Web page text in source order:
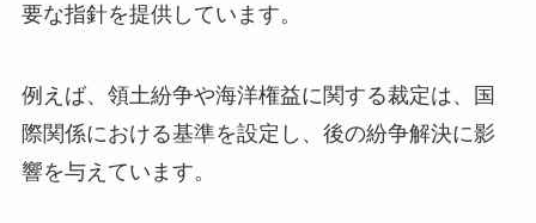
要な指針を提供しています。
例えば、領土紛争や海洋権益に関する裁定は、国
際関係における基準を設定し、後の紛争解決に影
響を与えています。